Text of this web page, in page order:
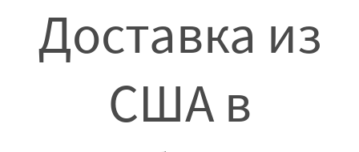
Доставка из
США в